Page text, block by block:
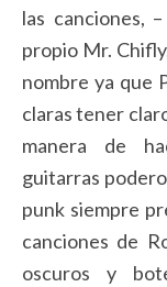
las canciones,
propio Mr.
nombre ya que
claras tener
manera de
guitarras
punk siempre
canciones de
oscuros y